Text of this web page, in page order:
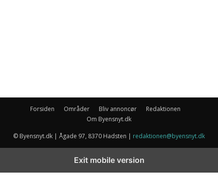
Forsiden Områder Bliv annoncør
Redaktionen
Om Byensnyt.dk
© Byensnyt.dk | Ågade 97, 8370 Hadsten | redaktionen@byensnyt.dk
Exit mobile version